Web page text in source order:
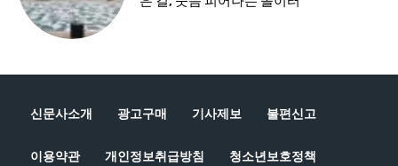
신문사소개 광고구매 기사제보 불편신고
이용약관 개인정보취급방침 청소년보호정책